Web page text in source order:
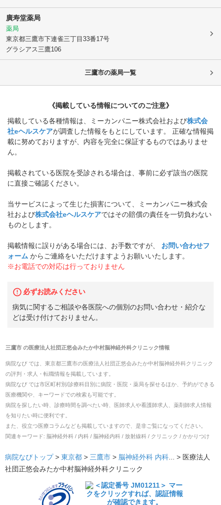
廣寿堂薬局
薬局
東京都三鷹市下連雀三丁目33番17号
グラシアス三鷹106
三鷹市の薬局一覧
《掲載している情報についてのご注意》
掲載している各種情報は、ミーカンパニー株式会社および株式会
社eヘルスケアが調査した情報をもとにしています。 正確な情報掲
載に努めておりますが、内容を完全に保証するものではありませ
ん。
掲載されている医院を受診される場合は、事前に必ず該当の医院
に直接ご確認ください。
当サービスによって生じた損害について、ミーカンパニー株式会
社および株式会社eヘルスケアではその賠償の責任を一切負わない
ものとします。
掲載情報に誤りがある場合には、お手数ですが、
お問い合わせフ
ォーム からご連絡をいただけますようお願いいたします。
※お電話での対応は行っておりません
必ずお読みください
病気に関するご相談や各医院への個別のお問い合わせ・紹介な
どは受け付けておりません。
三鷹市の医療法人社団正悠会みたか中村脳神経外科クリニック情報
病院なび では、 東京都三鷹市の医療法人社団正悠会みたか中村脳神経外科クリニック
の評判・求人・転職情報を掲載しています。
病院なび では市区町村別/診療科目別に病院・医院・薬局を探せるほか、予約ができる
医療機関や、キーワードでの検索も可能です。
病院を探したい時、診療時間を調べたい時、医師求人や看護師求人、薬剤師求人情報
を知りたい時に便利です。
また、役立つ医療コラムなども掲載していますので、是非ご覧になってください。
関連キーワード: 脳神経外科 / 内科 / 脳神経内科 / 放射線科 / クリニック / かかりつけ
病院なびトップ > 東京都 > 三鷹市 > 脳神経外科 内科... > 医療法人
社団正悠会みたか中村脳神経外科クリニック